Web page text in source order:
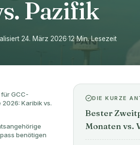
Pazifik
24. März 2026·12 Min. Lesezeit
GCC-
Karibik vs.
benötigen
DIE KURZE
Bester
Monaten vs.